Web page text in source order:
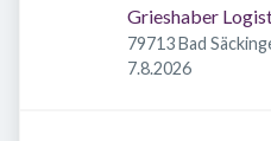
Grieshaber
79713 Bad
Veröffentlicht
7.8.2026